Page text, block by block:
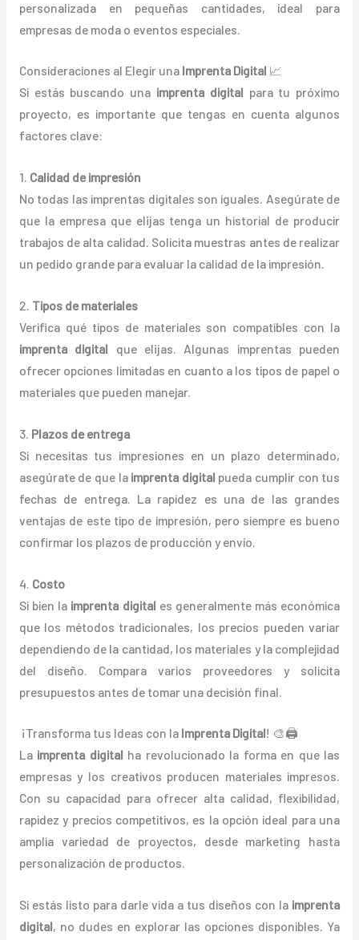
personalizada en pequeñas cantidades, ideal para
empresas de moda o eventos especiales.
Consideraciones al Elegir una Imprenta Digital 📈
Si estás buscando una imprenta digital para tu próximo
proyecto, es importante que tengas en cuenta algunos
factores clave:
1. Calidad de impresión
No todas las imprentas digitales son iguales. Asegúrate de
que la empresa que elijas tenga un historial de producir
trabajos de alta calidad. Solicita muestras antes de realizar
un pedido grande para evaluar la calidad de la impresión.
2. Tipos de materiales
Verifica qué tipos de materiales son compatibles con la
imprenta digital que elijas. Algunas imprentas pueden
ofrecer opciones limitadas en cuanto a los tipos de papel o
materiales que pueden manejar.
3. Plazos de entrega
Si necesitas tus impresiones en un plazo determinado,
asegúrate de que la imprenta digital pueda cumplir con tus
fechas de entrega. La rapidez es una de las grandes
ventajas de este tipo de impresión, pero siempre es bueno
confirmar los plazos de producción y envío.
4. Costo
Si bien la imprenta digital es generalmente más económica
que los métodos tradicionales, los precios pueden variar
dependiendo de la cantidad, los materiales y la complejidad
del diseño. Compara varios proveedores y solicita
presupuestos antes de tomar una decisión final.
¡Transforma tus Ideas con la Imprenta Digital! 🎨🖨️
La imprenta digital ha revolucionado la forma en que las
empresas y los creativos producen materiales impresos.
Con su capacidad para ofrecer alta calidad, flexibilidad,
rapidez y precios competitivos, es la opción ideal para una
amplia variedad de proyectos, desde marketing hasta
personalización de productos.
Si estás listo para darle vida a tus diseños con la imprenta
digital, no dudes en explorar las opciones disponibles. Ya